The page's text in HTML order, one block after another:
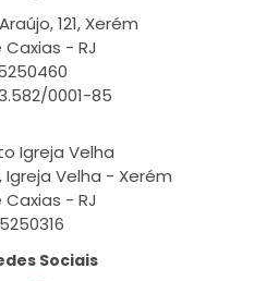
121, Xerém
- RJ
0001-85
Igreja Velha
Igreja Velha - Xerém
- RJ
Sociais